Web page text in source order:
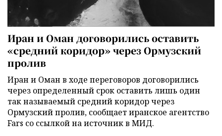
Иран и Оман договорились оставить
«средний коридор» через Ормузский
пролив
Иран и Оман в ходе переговоров договорились
через определенный срок оставить лишь один
так называемый средний коридор через
Ормузский пролив, сообщает иранское агентство
Fars со ссылкой на источник в МИД.